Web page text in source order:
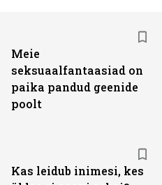
Meie
seksuaalfantaasiad on
paika pandud geenide
poolt
Kas leidub inimesi, kes